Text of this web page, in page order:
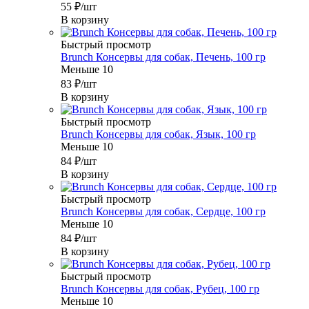
55 ₽/шт
В корзину
Быстрый просмотр
Brunch Консервы для собак, Печень, 100 гр
Меньше 10
83 ₽/шт
В корзину
Быстрый просмотр
Brunch Консервы для собак, Язык, 100 гр
Меньше 10
84 ₽/шт
В корзину
Быстрый просмотр
Brunch Консервы для собак, Сердце, 100 гр
Меньше 10
84 ₽/шт
В корзину
Быстрый просмотр
Brunch Консервы для собак, Рубец, 100 гр
Меньше 10